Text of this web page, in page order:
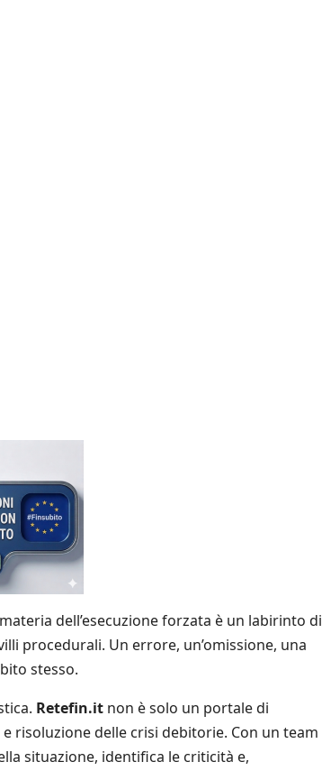
dell’esecuzione forzata è un labirinto di
procedurali. Un errore, un’omissione, una
stesso.
Retefin.it non è solo un portale di
risoluzione delle crisi debitorie. Con un team
situazione, identifica le criticità e,